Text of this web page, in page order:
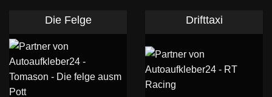
Die Felge Drifttaxi